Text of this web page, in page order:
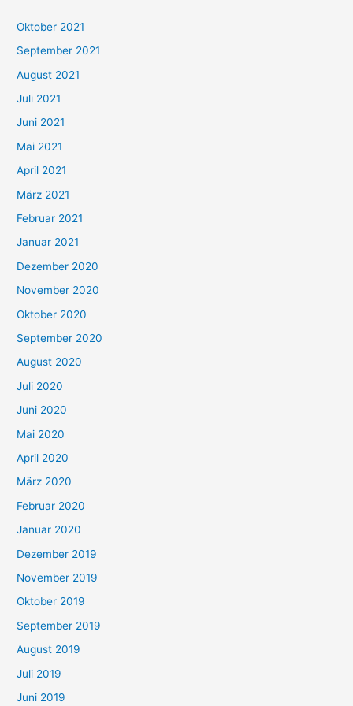
n
n
a
c
h
:
Oktober 2021
September 2021
August 2021
Juli 2021
Juni 2021
Mai 2021
April 2021
März 2021
Februar 2021
Januar 2021
Dezember 2020
November 2020
Oktober 2020
September 2020
August 2020
Juli 2020
Juni 2020
Mai 2020
April 2020
März 2020
Februar 2020
Januar 2020
Dezember 2019
November 2019
Oktober 2019
September 2019
August 2019
Juli 2019
Juni 2019